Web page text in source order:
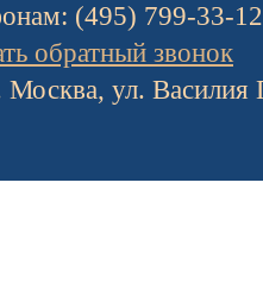
(495) 799-33-
обратный звонок
ул. Василия